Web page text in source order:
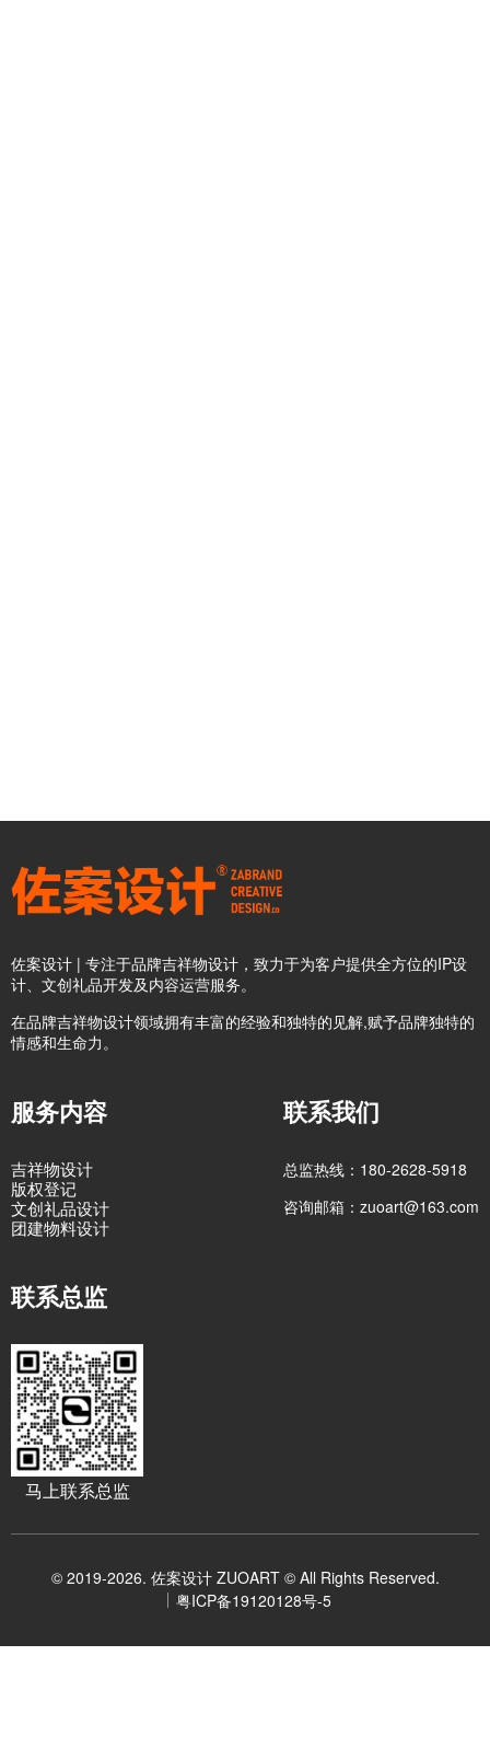
佐案设计 | 专注于品牌吉祥物设计，致力于为客户提供全方位的IP设
计、文创礼品开发及内容运营服务。
在品牌吉祥物设计领域拥有丰富的经验和独特的见解,赋予品牌独特的
情感和生命力。
服务内容
吉祥物设计
版权登记
文创礼品设计
团建物料设计
联系我们
总监热线：180-2628-5918
咨询邮箱：zuoart@163.com
联系总监
马上联系总监
© 2019-2026. 佐案设计 ZUOART © All Rights Reserved.
粤ICP备19120128号-5